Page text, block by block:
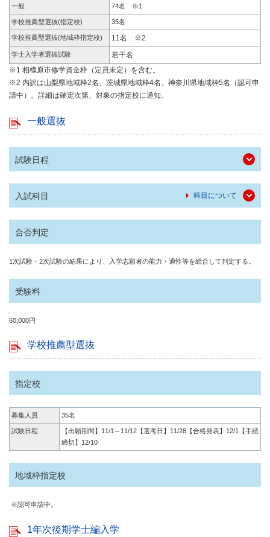
一般 74名 ※1
学校推薦型選抜(指定校) 35名
学校推薦型選抜(地域枠指定校) 11名 ※2
学士入学者選抜試験
若干名
※1 相模原市修学資金枠（定員未定）を含む。
※2 内訳は山梨県地域枠2名、茨城県地域枠4名、神奈川県地域枠5名（認可申
請中）。詳細は確定次第、対象の指定校に通知。
一般選抜
試験日程
入試科目 科目について
合否判定
1次試験・2次試験の結果により、入学志願者の能力・適性等を総合して判定する。
受験料
60,000円
学校推薦型選抜
指定校
募集人員 35名
試験日程
【出願期間】11/1～11/12【選考日】11/28【合格発表】12/1【手続
締切】12/10
地域枠指定校
※認可申請中。
1年次後期学士編入学